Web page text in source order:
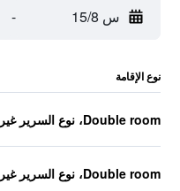
س 15/8 -
نوع الإقامة
Double room، نوع السرير غير معروف
Double room، نوع السرير غير معروف